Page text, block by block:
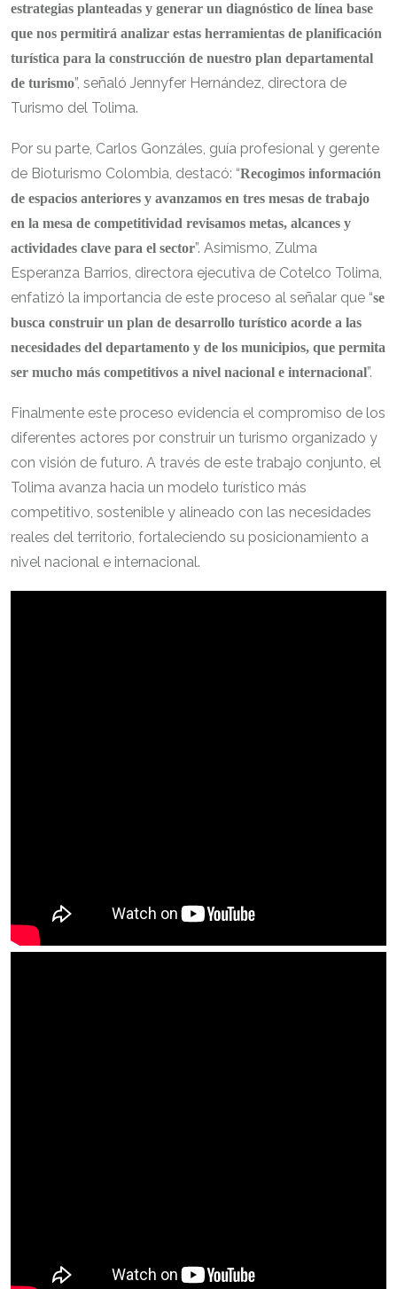
estrategias planteadas y generar un diagnóstico de línea base
que nos permitirá analizar estas herramientas de planificación
turística para la construcción de nuestro plan departamental
de turismo”, señaló Jennyfer Hernández, directora de
Turismo del Tolima.
Por su parte, Carlos Gonzáles, guía profesional y gerente
de Bioturismo Colombia, destacó: “Recogimos información
de espacios anteriores y avanzamos en tres mesas de trabajo
en la mesa de competitividad revisamos metas, alcances y
actividades clave para el sector”. Asimismo, Zulma
Esperanza Barrios, directora ejecutiva de Cotelco Tolima,
enfatizó la importancia de este proceso al señalar que “se
busca construir un plan de desarrollo turístico acorde a las
necesidades del departamento y de los municipios, que permita
ser mucho más competitivos a nivel nacional e internacional”.
Finalmente este proceso evidencia el compromiso de los
diferentes actores por construir un turismo organizado y
con visión de futuro. A través de este trabajo conjunto, el
Tolima avanza hacia un modelo turístico más
competitivo, sostenible y alineado con las necesidades
reales del territorio, fortaleciendo su posicionamiento a
nivel nacional e internacional.